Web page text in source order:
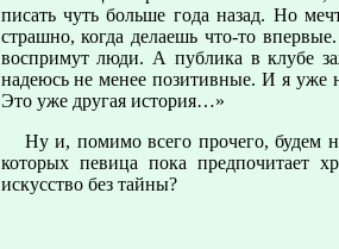
писать чуть больше года назад. Но
страшно, когда делаешь что-то
воспримут люди. А публика в клубе
надеюсь не менее позитивные. И я уже
Это уже другая история…»
Ну и, помимо всего прочего, будем
которых певица пока предпочитает
искусство без тайны?